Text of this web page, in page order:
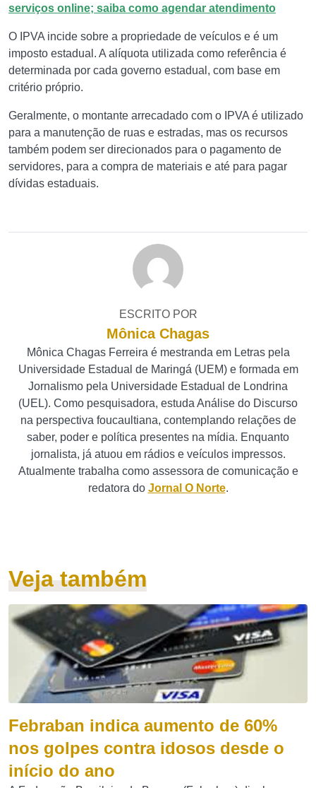
serviços online; saiba como agendar atendimento
O IPVA incide sobre a propriedade de veículos e é um
imposto estadual. A alíquota utilizada como referência é
determinada por cada governo estadual, com base em
critério próprio.
Geralmente, o montante arrecadado com o IPVA é utilizado
para a manutenção de ruas e estradas, mas os recursos
também podem ser direcionados para o pagamento de
servidores, para a compra de materiais e até para pagar
dívidas estaduais.
ESCRITO POR
Mônica Chagas
Mônica Chagas Ferreira é mestranda em Letras pela
Universidade Estadual de Maringá (UEM) e formada em
Jornalismo pela Universidade Estadual de Londrina
(UEL). Como pesquisadora, estuda Análise do Discurso
na perspectiva foucaultiana, contemplando relações de
saber, poder e política presentes na mídia. Enquanto
jornalista, já atuou em rádios e veículos impressos.
Atualmente trabalha como assessora de comunicação e
redatora do Jornal O Norte.
Veja também
Febraban indica aumento de 60%
nos golpes contra idosos desde o
início do ano